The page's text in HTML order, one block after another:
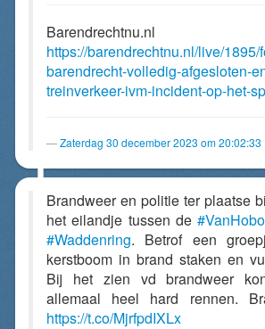
Barendrechtnu.nl
https://barendrechtnu.nl/live/
barendrecht-volledig-afgesloten-
treinverkeer-ivm-incident-op-het-
Zaterdag 30 december 2023 om 20:02:33
Brandweer en politie ter plaatse
het eilandje tussen de
#Waddenring. Betrof een
kerstboom in brand staken en
Bij het zien vd brandweer
allemaal heel hard rennen.
https://t.co/MjrfpdIXLx